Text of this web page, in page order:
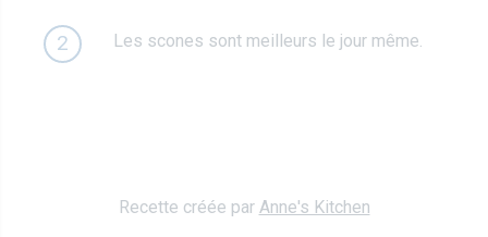
2 Les scones sont meilleurs le jour même.
Recette créée par Anne's Kitchen